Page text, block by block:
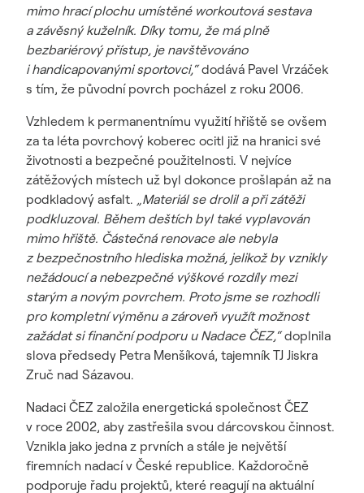
mimo hrací plochu umístěné workoutová sestava
a závěsný kuželník. Díky tomu, že má plně
bezbariérový přístup, je navštěvováno
i handicapovanými sportovci,“dodává Pavel Vrzáček
s tím, že původní povrch pocházel z roku 2006.
Vzhledem k permanentnímu využití hřiště se ovšem
za ta léta povrchový koberec ocitl již na hranici své
životnosti a bezpečné použitelnosti. V nejvíce
zátěžových místech už byl dokonce prošlapán až na
podkladový asfalt. „Materiál se drolil a při zátěži
podkluzoval. Během deštích byl také vyplavován
mimo hřiště. Částečná renovace ale nebyla
z bezpečnostního hlediska možná, jelikož by vznikly
nežádoucí a nebezpečné výškové rozdíly mezi
starým a novým povrchem. Proto jsme se rozhodli
pro kompletní výměnu a zároveň využít možnost
zažádat si finanční podporu u Nadace ČEZ,“doplnila
slova předsedy Petra Menšíková, tajemník TJ Jiskra
Zruč nad Sázavou.
Nadaci ČEZ založila energetická společnost ČEZ
v roce 2002, aby zastřešila svou dárcovskou činnost.
Vznikla jako jedna z prvních a stále je největší
firemních nadací v České republice. Každoročně
podporuje řadu projektů, které reagují na aktuální